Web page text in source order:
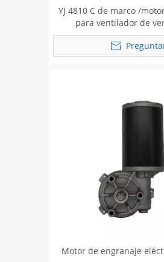
YJ 4810 C de marco /
para ventilador de
Motor de engranaje
Wechat: weiyu287